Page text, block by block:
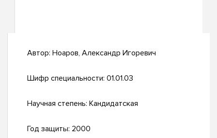
Автор: Ноаров, Александр Игоревич
Шифр специальности: 01.01.03
Научная степень: Кандидатская
Год защиты: 2000